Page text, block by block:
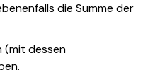
die Summe der
(mit dessen